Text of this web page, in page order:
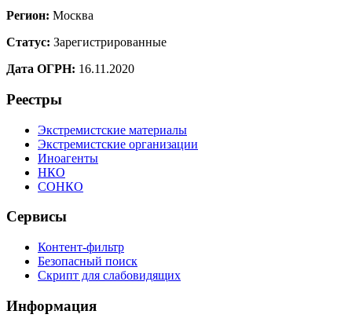
Регион: Москва
Статус: Зарегистрированные
Дата ОГРН: 16.11.2020
Реестры
Экстремистские материалы
Экстремистские организации
Иноагенты
НКО
СОНКО
Сервисы
Контент-фильтр
Безопасный поиск
Скрипт для слабовидящих
Информация